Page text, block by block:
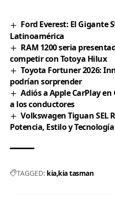
Ford Everest: El Gigante
Latinoamérica
RAM 1200 seria
competir con Totoya Hilux
Toyota Fortuner 2026:
podrían sorprender
Adiós a Apple CarPlay
a los conductores
Volkswagen Tiguan SEL
Potencia, Estilo y
TAGGED: kia kia tasman